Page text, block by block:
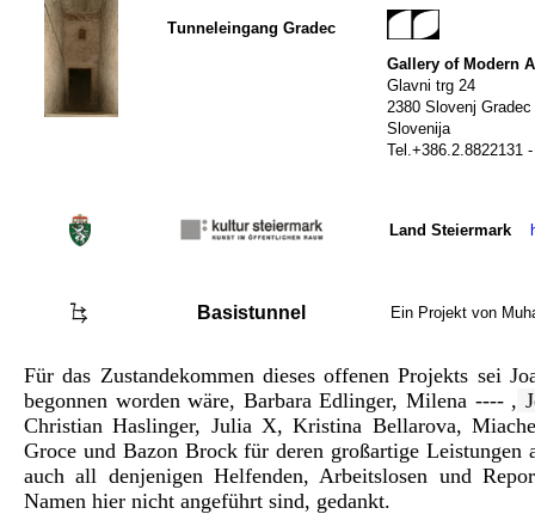
Tunneleingang Gradec
Gallery of Modern
Glavni trg 24
2380 Slovenj Gradec
Slovenija
Tel .+386.2.8822131 -
Land Steiermark
Basistunnel Ein Projekt von
Für das Zustandekommen dieses offenen Projekts sei
begonnen worden wäre, Barbara Edlinger, Milena ---- ,
Christian Haslinger, Julia X, Kristina Bellarova,
Groce und Bazon Brock für deren großartige Leistungen
auch all denjenigen Helfenden, Arbeitslosen und
Namen hier nicht angeführt sind, gedankt.